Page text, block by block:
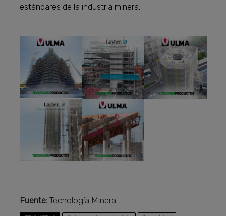
estándares de la industria minera.
Fuente: Tecnología Minera